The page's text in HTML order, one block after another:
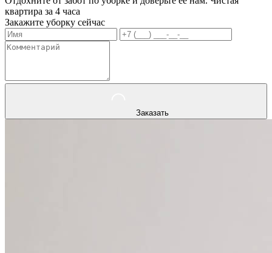
квартира за 4 часа
Закажите уборку сейчас
Заказать